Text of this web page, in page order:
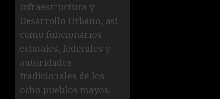
Infraestructura y
Desarrollo Urbano, así
como funcionarios
estatales, federales y
autoridades
tradicionales de los
ocho pueblos mayos.